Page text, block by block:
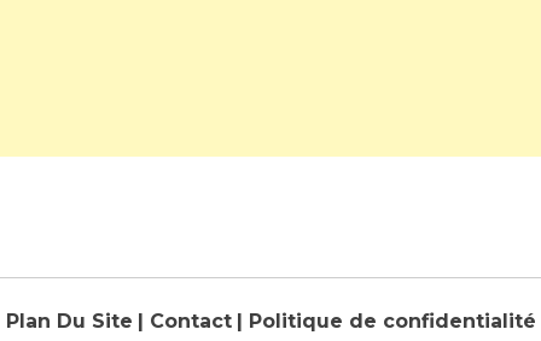
Plan Du Site | Contact | Politique de confidentialité